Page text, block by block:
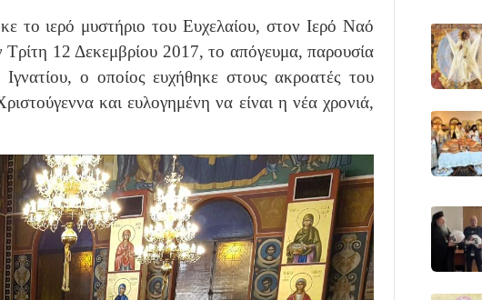
το ιερό μυστήριο του Ευχελαίου, στον Ιερό Ναό
12 Δεκεμβρίου 2017, το απόγευμα, παρουσία
ο οποίος ευχήθηκε στους ακροατές του
και ευλογημένη να είναι η νέα χρονιά,